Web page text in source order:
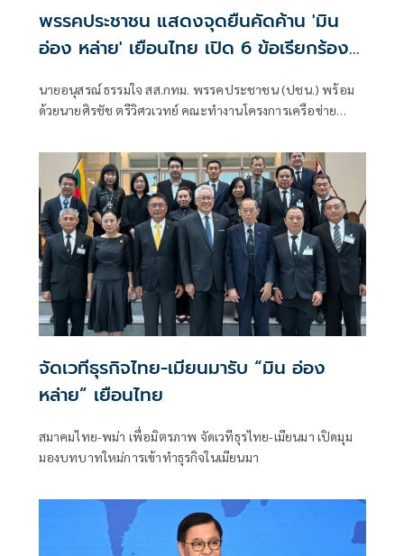
พรรคประชาชน แสดงจุดยืนคัดค้าน 'มิน
อ่อง หล่าย' เยือนไทย เปิด 6 ข้อเรียกร้อง
นายอนุสรณ์ ธรรมใจ สส.กทม. พรรคประชาชน (ปชน.) พร้อม
ด้วยนายศิรชัช ตรีวิศวเวทย์ คณะทำงานโครงการเครือข่าย
พัฒนาอย่างยั่งยืน แถลงคัดค้านการเยือนไทยอย่างเป็นทางการ
ของพลเอกอาวุโส มิน ออง ไลง์
จัดเวทีธุรกิจไทย-เมียนมารับ “มิน อ่อง
หล่าย” เยือนไทย
สมาคมไทย-พม่า เพื่อมิตรภาพ จัดเวทีธุรไทย-เมียนมา เปิดมุม
มองบทบาทใหม่การเข้าทำธุรกิจในเมียนมา